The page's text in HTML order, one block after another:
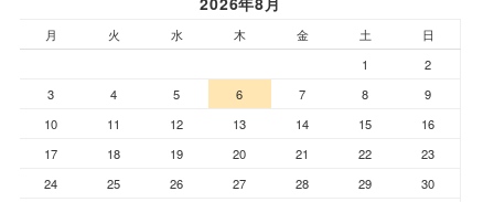
月 火 水 木 金 土
日
1
2
3
4 5 6 7 8
9
10
11 12 13 14 15
16
17
18 19 20 21 22
23
24
25 26 27 28 29
30